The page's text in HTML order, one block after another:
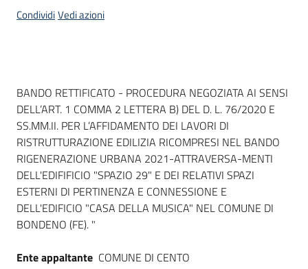
CondividiVedi azioni
Dati del bando
BANDO RETTIFICATO - PROCEDURA NEGOZIATA AI SENSI
DELL’ART. 1 COMMA 2 LETTERA B) DEL D. L. 76/2020 E
SS.MM.II. PER L’AFFIDAMENTO DEI LAVORI DI
RISTRUTTURAZIONE EDILIZIA RICOMPRESI NEL BANDO
RIGENERAZIONE URBANA 2021-ATTRAVERSA-MENTI
DELL'EDIFIFICIO "SPAZIO 29" E DEI RELATIVI SPAZI
ESTERNI DI PERTINENZA E CONNESSIONE E
DELL'EDIFICIO "CASA DELLA MUSICA" NEL COMUNE DI
BONDENO (FE). "
Ente appaltante COMUNE DI CENTO